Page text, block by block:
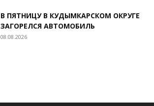
В ПЯТНИЦУ В КУДЫМКАРСКОМ ОКРУГЕ
ЗАГОРЕЛСЯ АВТОМОБИЛЬ
08.08.2026